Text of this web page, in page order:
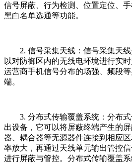
信号屏蔽、行为检测、位置定位、手
黑白名单选通等功能。
2. 信号采集天线：信号采集天
以对防御区内的无线电环境进行实
运营商手机信号分布的场强、频段
端。
3. 分布式传输覆盖系统：分布
出设备，它可以将屏蔽终端产生的
器、耦合器等无源器件连接到相应
率放大，再通过天线单元输出管控
进行屏蔽与管控。分布式传输覆盖